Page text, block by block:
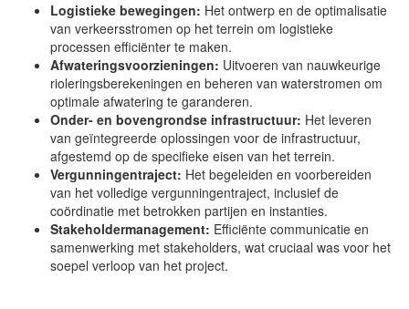
Logistieke bewegingen: Het ontwerp en de optimalisatie
van verkeersstromen op het terrein om logistieke
processen efficiënter te maken.
Afwateringsvoorzieningen: Uitvoeren van nauwkeurige
rioleringsberekeningen en beheren van waterstromen om
optimale afwatering te garanderen.
Onder- en bovengrondse infrastructuur: Het leveren
van geïntegreerde oplossingen voor de infrastructuur,
afgestemd op de specifieke eisen van het terrein.
Vergunningentraject: Het begeleiden en voorbereiden
van het volledige vergunningentraject, inclusief de
coördinatie met betrokken partijen en instanties.
Stakeholdermanagement: Efficiënte communicatie en
samenwerking met stakeholders, wat cruciaal was voor het
soepel verloop van het project.